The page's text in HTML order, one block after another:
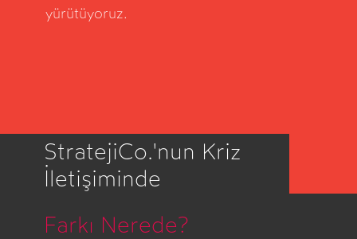
yürütüyoruz.
StratejiCo.'nun Kriz
İletişiminde
Farkı Nerede?